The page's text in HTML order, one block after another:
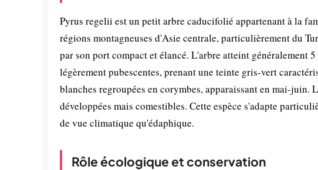
Pyrus regelii est un petit arbre caducifolié appartenant à la
régions montagneuses d'Asie centrale, particulièrement du
par son port compact et élancé. L'arbre atteint généralement
légèrement pubescentes, prenant une teinte gris-vert
blanches regroupées en corymbes, apparaissant en mai-
développées mais comestibles. Cette espèce s'adapte
de vue climatique qu'édaphique.
Rôle écologique et conservation